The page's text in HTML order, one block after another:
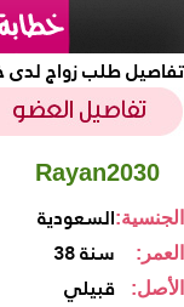
تفاصيل طلب زواج لدى
Rayan2030
السعوديةالجنسية:
38 سنة العمر:
قبيلي الأصل: